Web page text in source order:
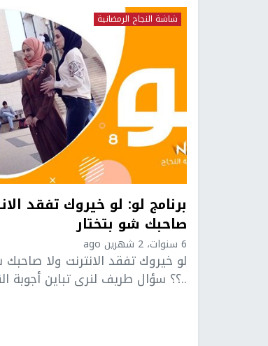
شاشة النجاح الرمضانية
برنامج لو: لو خيروك تفقد
صاحبك شو بتختار
6 سنوات، 2 شهرين ago
لو خيروك تفقد الانترنت ولا صاحبك
..؟؟ سؤال طريف لنرى تباين أجوبة